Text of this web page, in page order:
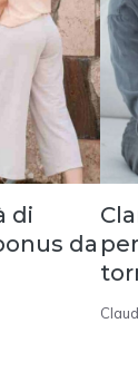
di
da